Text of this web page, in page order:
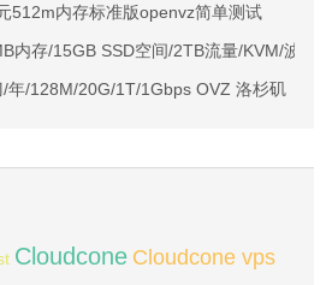
512m内存标准版openvz简单测试
内存/15GB SSD空间/2TB流量/KVM/波特
年/128M/20G/1T/1Gbps OVZ 洛杉矶
Cloudcone Cloudcone vps